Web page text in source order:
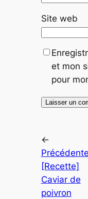
Site web
et mon
pour
←
[Recette]
Caviar de
poivron